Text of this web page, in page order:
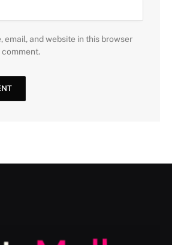
email, and website in this browser